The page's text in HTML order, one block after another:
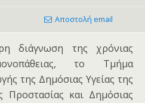
Αποστολή email
διάγνωση της χρόνιας
το Τμήμα
της Δημόσιας Υγείας της
Προστασίας και Δημόσιας